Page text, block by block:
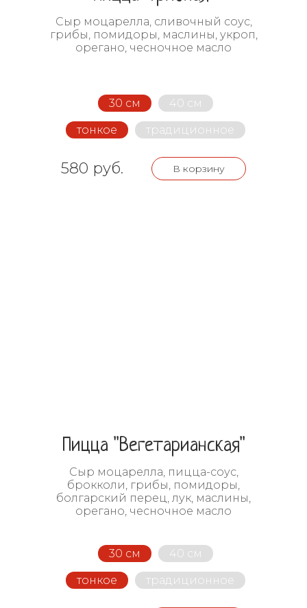
Сыр моцарелла, сливочный соус,
грибы, помидоры, маслины, укроп,
орегано, чесночное масло
30 см 40 см
тонкое традиционное
580 руб. В корзину
Пицца "Вегетарианская"
Сыр моцарелла, пицца-соус,
брокколи, грибы, помидоры,
болгарский перец, лук, маслины,
орегано, чесночное масло
30 см 40 см
тонкое традиционное